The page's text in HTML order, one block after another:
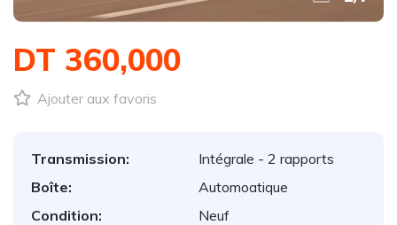
DT 360,000
Ajouter aux favoris
Transmission:
Intégrale - 2 rapports
Boîte:
Automoatique
Condition:
Neuf